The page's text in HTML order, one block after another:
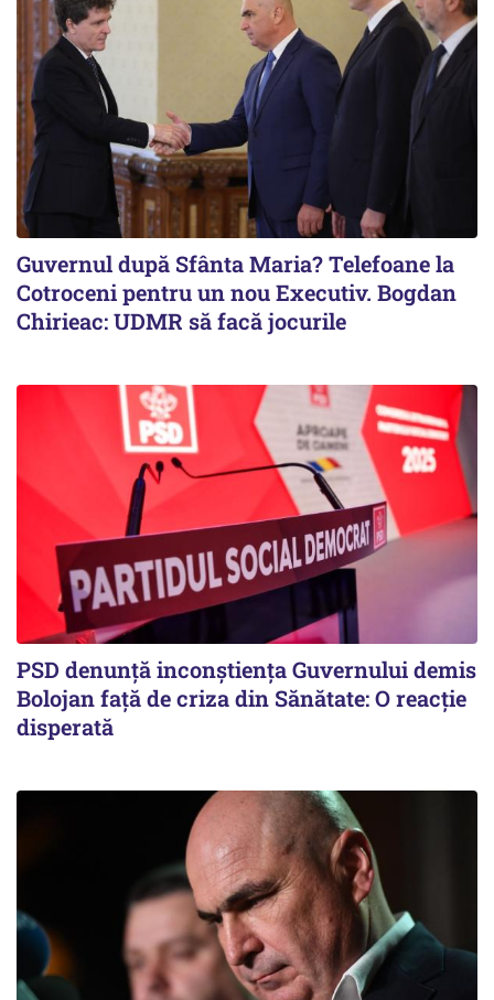
Guvernul după Sfânta Maria? Telefoane la
Cotroceni pentru un nou Executiv. Bogdan
Chirieac: UDMR să facă jocurile
PSD denunță inconștiența Guvernului demis
Bolojan față de criza din Sănătate: O reacție
disperată